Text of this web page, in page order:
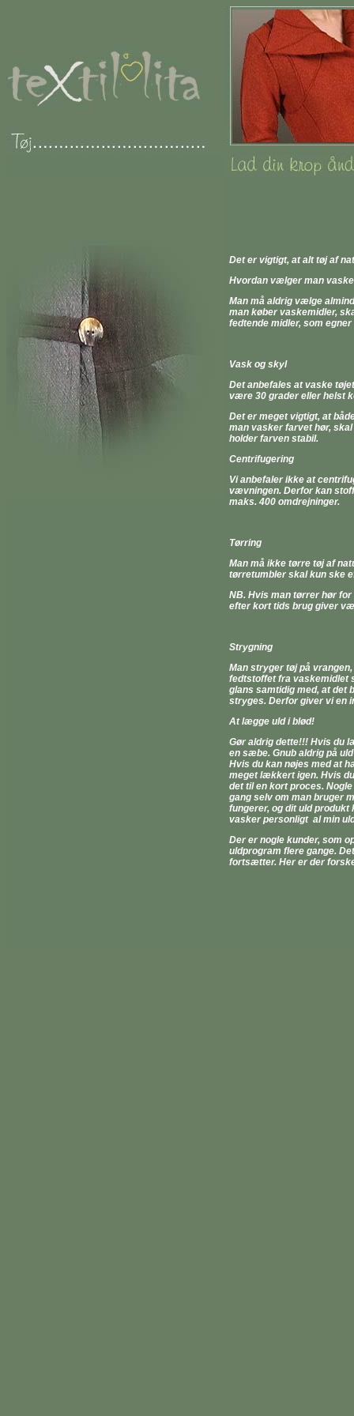
Det er vigtigt, at alt tøj af
Hvordan vælger man
Man må aldrig vælge
man køber vaskemidler,
fedtende midler, som
Vask og skyl
Det anbefales at vaske
være 30 grader eller helst
Det er meget vigtigt, at
man vasker farvet hør,
holder farven stabil.
Centrifugering
Vi anbefaler ikke at
vævningen. Derfor kan
maks. 400 omdrejninger.
Tørring
Man må ikke tørre tøj af
tørretumbler skal kun ske
NB. Hvis man tørrer hør
efter kort tids brug giver
Strygning
Man stryger tøj på
fedtstoffet fra vaskemidlet
glans samtidig med, at det
stryges. Derfor giver vi en
At lægge uld i blød!
Gør aldrig dette!!! Hvis du
en sæbe. Gnub aldrig på
Hvis du kan nøjes med at
meget lækkert igen. Hvis
det til en kort proces.
gang selv om man bruger
fungerer, og dit uld
vasker personligt al min
Der er nogle kunder, som
uldprogram flere gange.
fortsætter. Her er der